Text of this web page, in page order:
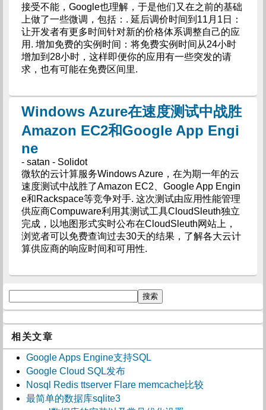
接受不能，Google也理解，于是他们又在之前的基础
上做了一些微调，包括：. 延后调价时间到11月1日：
让开发者有更多时间针对新的价格体系调整自己的应
用. 增加免费的实例时间：将免费实例时间从24小时
增加到28小时，这样即便你的应用有一些突发的请
求，也有可能在免费区间里.
Windows Azure在速度测试中战胜
Amazon EC2和Google App Engi
ne
- satan - Solidot
微软的云计算服务Windows Azure，在为期一年的云
速度测试中战胜了Amazon EC2、Google App Engin
e和Rackspace等竞争对手. 这次测试由应用性能管理
供应商Compuware利用其测试工具CloudSleuth独立
完成，以地图形式实时公布在CloudSleuth网站上，
浏览者可以免费查询过去30天的结果，了解各大云计
算供应商的响应时间和可用性.
相关文章
Google Apps Engine支持SQL
Google Cloud SQL发布
Nosql Redis ttserver Flare memcache比较
最简单的数据库sqlite3